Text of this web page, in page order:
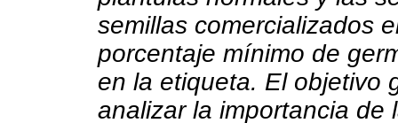
semillas comercializados
porcentaje mínimo de
en la etiqueta. El objetivo
analizar la importancia de